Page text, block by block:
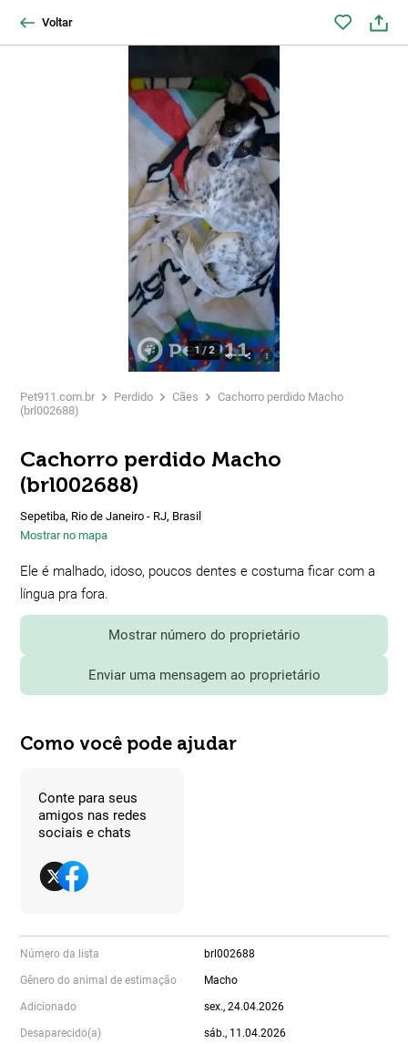
Voltar
1 /2
Pet911.com.br Perdido Cães
Cachorro perdido Macho
(brl002688)
Cachorro perdido Macho
(brl002688)
Sepetiba, Rio de Janeiro - RJ, Brasil
Mostrar no mapa
Ele é malhado, idoso, poucos dentes e costuma ficar com a
língua pra fora.
Mostrar número do proprietário
Enviar uma mensagem ao proprietário
Como você pode ajudar
Conte para seus
amigos nas redes
sociais e chats
Número da lista brl002688
Gênero do animal de estimação Macho
Adicionado sex., 24.04.2026
Desaparecido(a) sáb., 11.04.2026